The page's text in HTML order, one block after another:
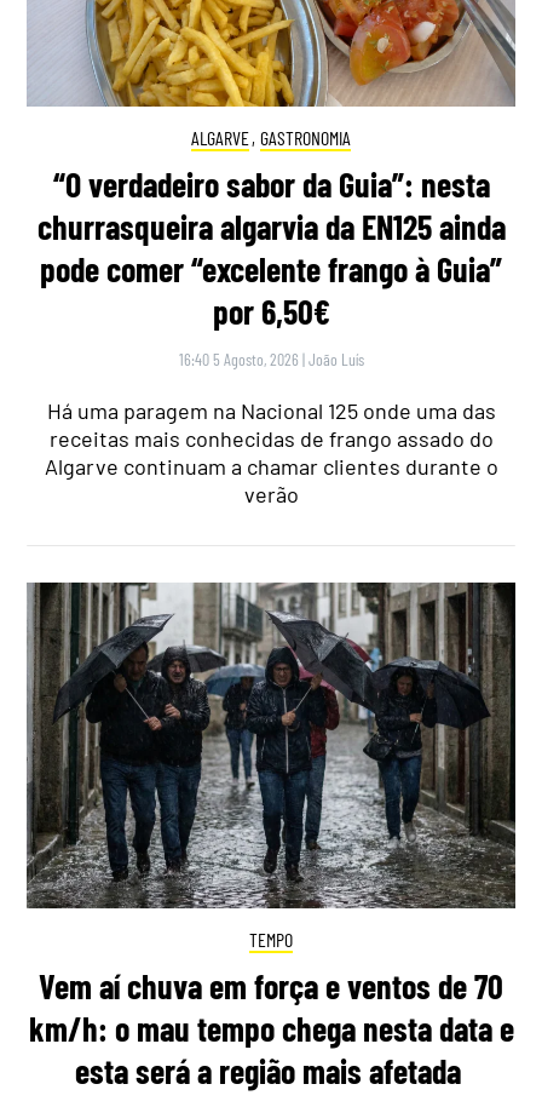
ALGARVE, GASTRONOMIA
“O verdadeiro sabor da Guia”: nesta
churrasqueira algarvia da EN125 ainda
pode comer “excelente frango à Guia”
por 6,50€
16:40 5 Agosto, 2026 |João Luís
Há uma paragem na Nacional 125 onde uma das
receitas mais conhecidas de frango assado do
Algarve continuam a chamar clientes durante o
verão
TEMPO
Vem aí chuva em força e ventos de 70
km/h: o mau tempo chega nesta data e
esta será a região mais afetada